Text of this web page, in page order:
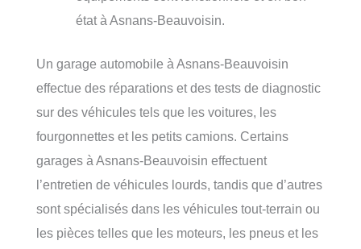
état à Asnans-Beauvoisin.
Un garage automobile à Asnans-Beauvoisin
effectue des réparations et des tests de diagnostic
sur des véhicules tels que les voitures, les
fourgonnettes et les petits camions. Certains
garages à Asnans-Beauvoisin effectuent
l’entretien de véhicules lourds, tandis que d’autres
sont spécialisés dans les véhicules tout-terrain ou
les pièces telles que les moteurs, les pneus et les